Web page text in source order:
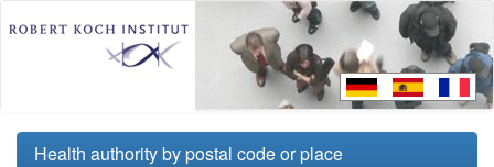
Health authority by postal code or place